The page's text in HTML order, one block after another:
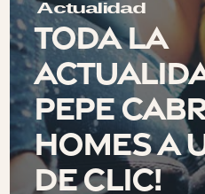
Actualidad
Toda la
Pepe
Homes a
de clic!